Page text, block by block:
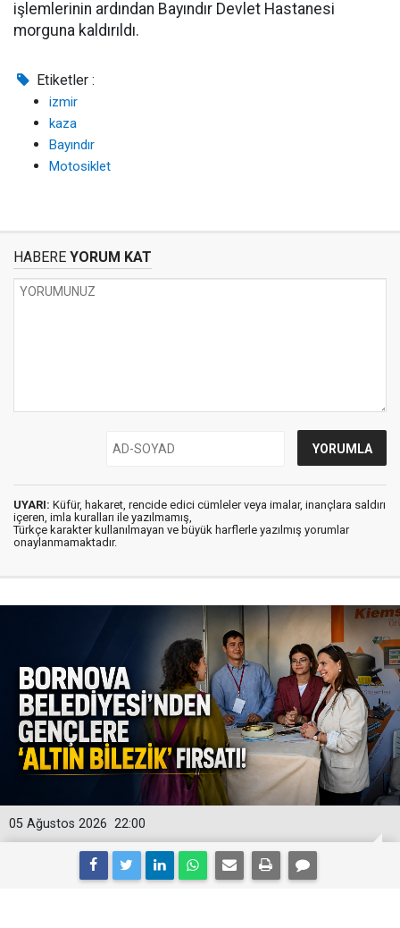
işlemlerinin ardından Bayındır Devlet Hastanesi
morguna kaldırıldı.
Etiketler :
izmir
kaza
Bayındır
Motosiklet
HABERE YORUM KAT
UYARI: Küfür, hakaret, rencide edici cümleler veya imalar, inançlara saldırı
içeren, imla kuralları ile yazılmamış,
Türkçe karakter kullanılmayan ve büyük harflerle yazılmış yorumlar
onaylanmamaktadır.
22:00
05 Ağustos 2026